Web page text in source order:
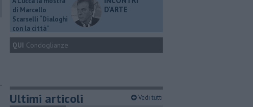
di Marcello
Scarselli “Dialoghi
con la città"
D'ARTE
QUI Condoglianze
Ultimi articoli Vedi tutti